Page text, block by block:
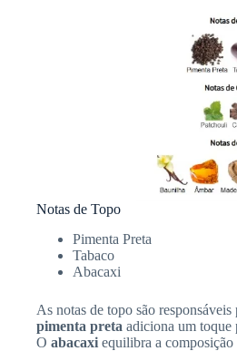
Notas de Topo
Pimenta Preta
Tabaco
Abacaxi
As notas de topo são
pimenta preta adiciona um toque
O abacaxi equilibra a